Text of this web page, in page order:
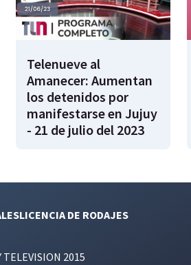
Telenueve al
Amanecer: Aumentan
los detenidos por
manifestarse en Jujuy
- 21 de julio del 2023
LICENCIA DE RODAJES
2015